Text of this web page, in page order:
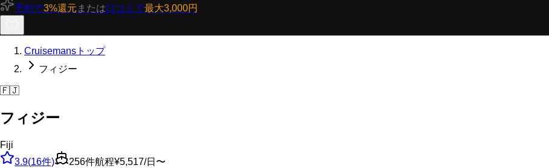
予約で3%還元 または口コミで最大3,000円
Cruisemansトップ
フィジー
🇫🇯
フィジー
Fiji
3.9(16件) 256件航程¥5,517/日〜